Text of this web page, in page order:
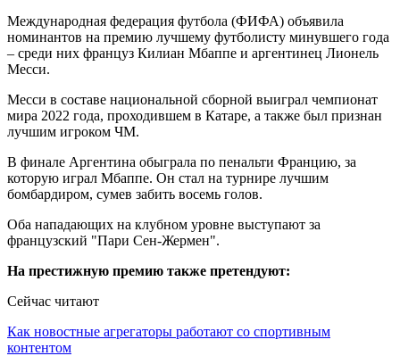
Международная федерация футбола (ФИФА) объявила
номинантов на премию лучшему футболисту минувшего года
– среди них француз Килиан Мбаппе и аргентинец Лионель
Месси.
Месси в составе национальной сборной выиграл чемпионат
мира 2022 года, проходившем в Катаре, а также был признан
лучшим игроком ЧМ.
В финале Аргентина обыграла по пенальти Францию, за
которую играл Мбаппе. Он стал на турнире лучшим
бомбардиром, сумев забить восемь голов.
Оба нападающих на клубном уровне выступают за
французский "Пари Сен-Жермен".
На престижную премию также претендуют:
Сейчас читают
Как новостные агрегаторы работают со спортивным
контентом